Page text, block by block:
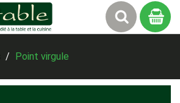
Point virgule